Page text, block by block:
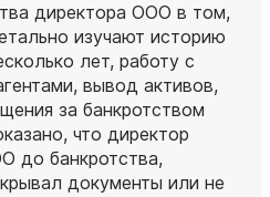
директора ООО в том,
изучают историю
лет, работу с
вывод активов,
за банкротством
что директор
до банкротства,
документы или не